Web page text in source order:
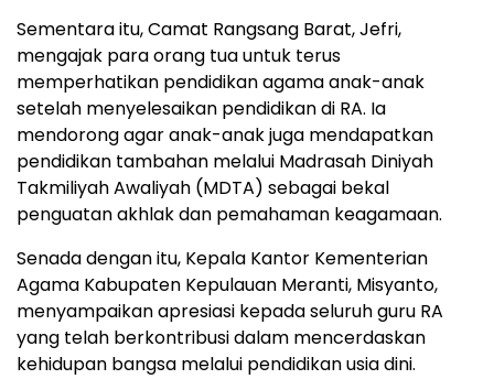
Sementara itu, Camat Rangsang Barat, Jefri,
mengajak para orang tua untuk terus
memperhatikan pendidikan agama anak-anak
setelah menyelesaikan pendidikan di RA. Ia
mendorong agar anak-anak juga mendapatkan
pendidikan tambahan melalui Madrasah Diniyah
Takmiliyah Awaliyah (MDTA) sebagai bekal
penguatan akhlak dan pemahaman keagamaan.
Senada dengan itu, Kepala Kantor Kementerian
Agama Kabupaten Kepulauan Meranti, Misyanto,
menyampaikan apresiasi kepada seluruh guru RA
yang telah berkontribusi dalam mencerdaskan
kehidupan bangsa melalui pendidikan usia dini.